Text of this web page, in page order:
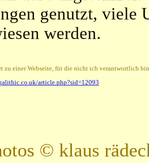
genutzt, viele
werden.
zu einer Webseite, für die nicht ich verantwortlich
article.php?sid=12093
© klaus